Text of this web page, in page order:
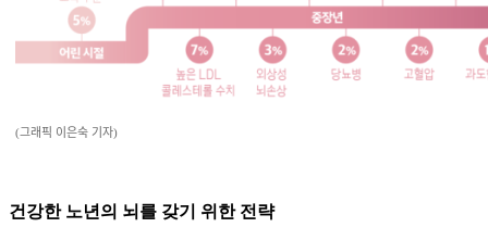
(그래픽 이은숙 기자)
건강한 노년의 뇌를 갖기 위한 전략